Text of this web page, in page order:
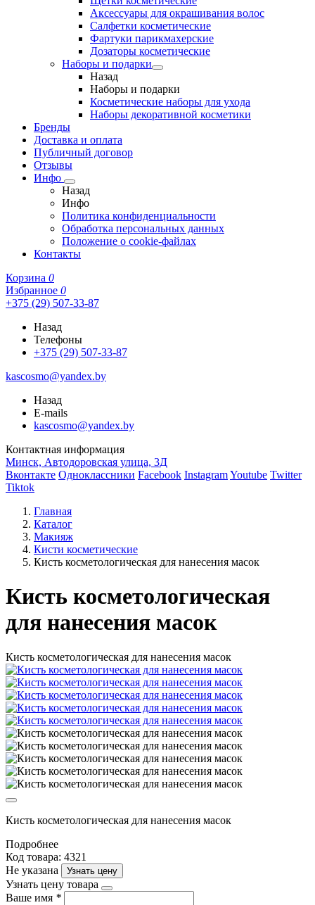
Аксессуары для окрашивания волос
Салфетки косметические
Фартуки парикмахерские
Дозаторы косметические
Наборы и подарки
Назад
Наборы и подарки
Косметические наборы для ухода
Наборы декоративной косметики
Бренды
Доставка и оплата
Публичный договор
Отзывы
Инфо
Назад
Инфо
Политика конфиденциальности
Обработка персональных данных
Положение о cookie-файлах
Контакты
Корзина 0
Избранное 0
+375 (29) 507-33-87
Назад
Телефоны
+375 (29) 507-33-87
kascosmo@yandex.by
Назад
E-mails
kascosmo@yandex.by
Контактная информация
Минск, Автодоровская улица, 3Д
Вконтакте Одноклассники Facebook InstagramYoutube Twitter
Tiktok
Главная
Каталог
Макияж
Кисти косметические
Кисть косметологическая для нанесения масок
Кисть косметологическая
для нанесения масок
Кисть косметологическая для нанесения масок
Кисть косметологическая для нанесения масок
Подробнее
Код товара: 4321
Не указана
Узнать цену
Узнать цену товара
Ваше имя *